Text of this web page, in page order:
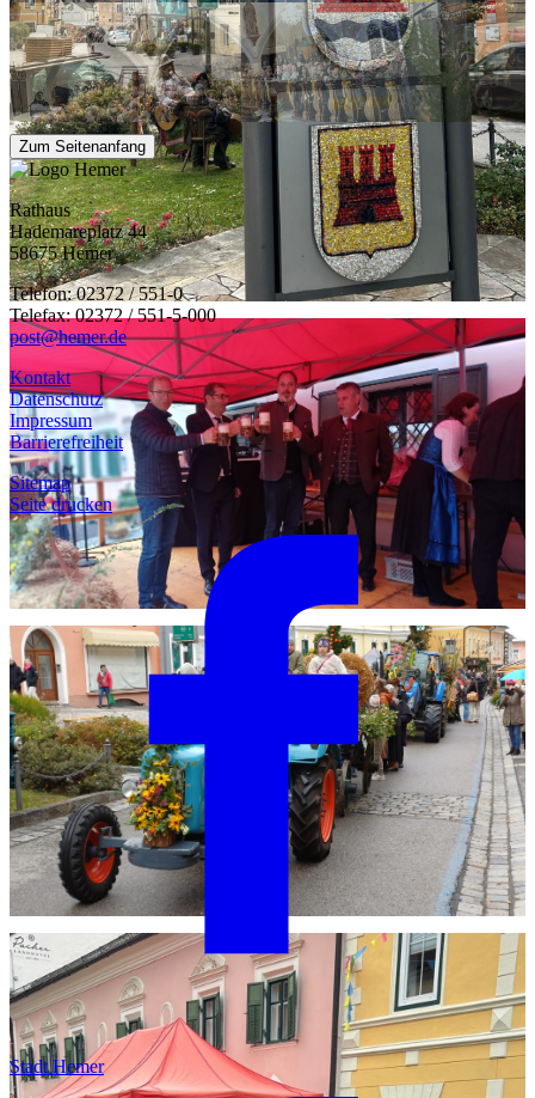
Zum Seitenanfang
Rathaus
Hademareplatz 44
58675 Hemer
Telefon: 02372 / 551-0
Telefax: 02372 / 551-5-000
post@hemer.de
Kontakt
Datenschutz
Impressum
Barrierefreiheit
Sitemap
Seite drucken
Stadt Hemer